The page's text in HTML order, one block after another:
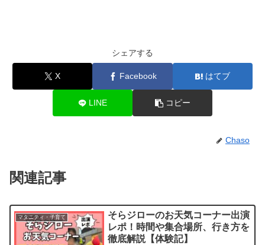
シェアする
X Facebook はてブ
LINE コピー
Chaso
関連記事
マタニティ・子育て
そらジローのお天気コーナー出演
レポ！時間や集合場所、行き方を
徹底解説【体験記】